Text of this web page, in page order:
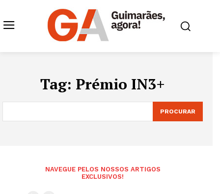
Tag: Prémio IN3+
PROCURAR
NAVEGUE PELOS NOSSOS ARTIGOS
EXCLUSIVOS!